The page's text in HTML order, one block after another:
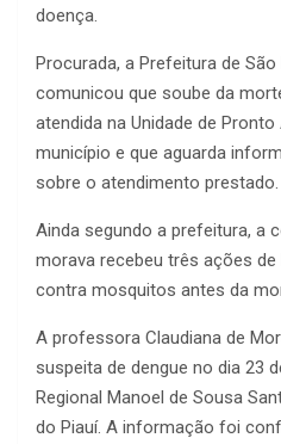
doença.
Procurada, a Prefeitura de
comunicou que soube da
atendida na Unidade de
município e que aguarda
sobre o atendimento prestado.
Ainda segundo a prefeitura, a
morava recebeu três ações
contra mosquitos antes da
A professora Claudiana de
suspeita de dengue no dia 23
Regional Manoel de Sousa
do Piauí. A informação foi